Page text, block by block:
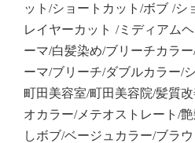
ット/ショートカット/ボブ /シ
レイヤーカット /ミディアム
ーマ/白髪染め/ブリーチカラ
ーマ/ブリーチ/ダブルカラー/
町田美容室/町田美容院/髪質
オカラー/メテオストレート/
しボブ/ベージュカラー/ブラ